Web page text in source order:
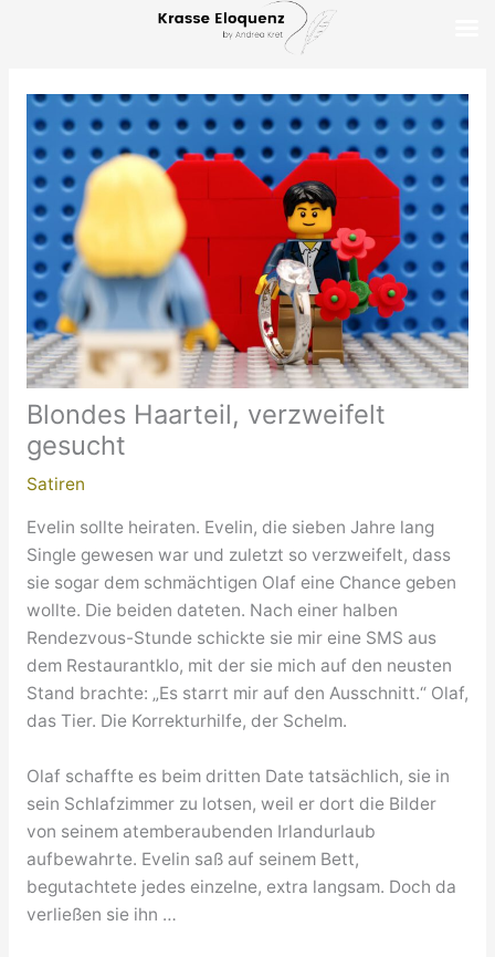
Blondes Haarteil, verzweifelt
gesucht
Satiren
Evelin sollte heiraten. Evelin, die sieben Jahre lang
Single gewesen war und zuletzt so verzweifelt, dass
sie sogar dem schmächtigen Olaf eine Chance geben
wollte. Die beiden dateten. Nach einer halben
Rendezvous-Stunde schickte sie mir eine SMS aus
dem Restaurantklo, mit der sie mich auf den neusten
Stand brachte: „Es starrt mir auf den Ausschnitt.“ Olaf,
das Tier. Die Korrekturhilfe, der Schelm.
Olaf schaffte es beim dritten Date tatsächlich, sie in
sein Schlafzimmer zu lotsen, weil er dort die Bilder
von seinem atemberaubenden Irlandurlaub
aufbewahrte. Evelin saß auf seinem Bett,
begutachtete jedes einzelne, extra langsam. Doch da
verließen sie ihn …